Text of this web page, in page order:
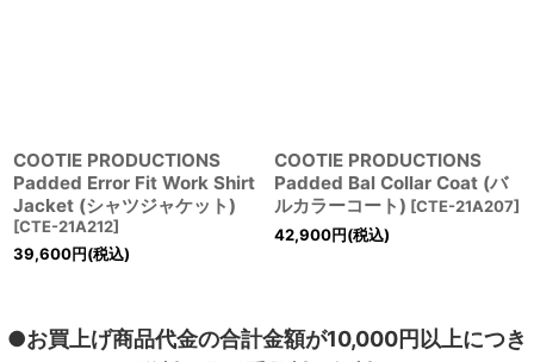
COOTIE PRODUCTIONS
Padded Error Fit Work Shirt
Jacket (シャツジャケット)
[CTE-21A212]
39,600円(税込)
COOTIE PRODUCTIONS
Padded Bal Collar Coat (バ
ルカラーコート) [CTE-21A207]
42,900円(税込)
●お買上げ商品代金の合計金額が10,000円以上につき